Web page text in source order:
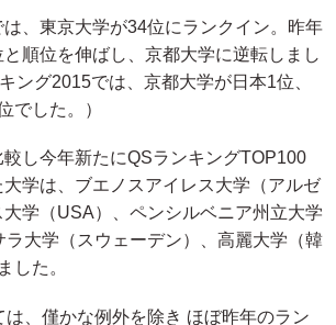
は、東京大学が34位にランクイン。昨年
順位を伸ばし、京都大学に逆転しまし
ング2015では、京都大学が日本1位、
でした。）
較し今年新たにQSランキングTOP100
学は、ブエノスアイレス大学（アルゼ
学（USA）、ペンシルベニア州立大学
ラ大学（スウェーデン）、高麗大学（韓
した。
は、僅かな例外を除き ほぼ昨年のラン